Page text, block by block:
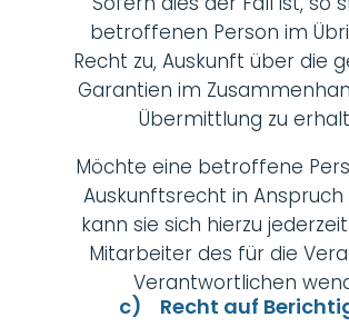
betroffenen Person im
Recht zu, Auskunft über die
Garantien im
Übermittlung zu
Möchte eine betroffene
Auskunftsrecht in
kann sie sich hierzu
Mitarbeiter des für die
Verantwortlichen
c) Recht auf